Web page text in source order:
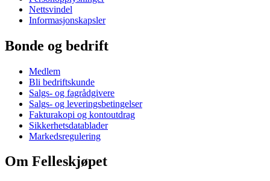
Nettsvindel
Informasjonskapsler
Bonde og bedrift
Medlem
Bli bedriftskunde
Salgs- og fagrådgivere
Salgs- og leveringsbetingelser
Fakturakopi og kontoutdrag
Sikkerhetsdatablader
Markedsregulering
Om Felleskjøpet